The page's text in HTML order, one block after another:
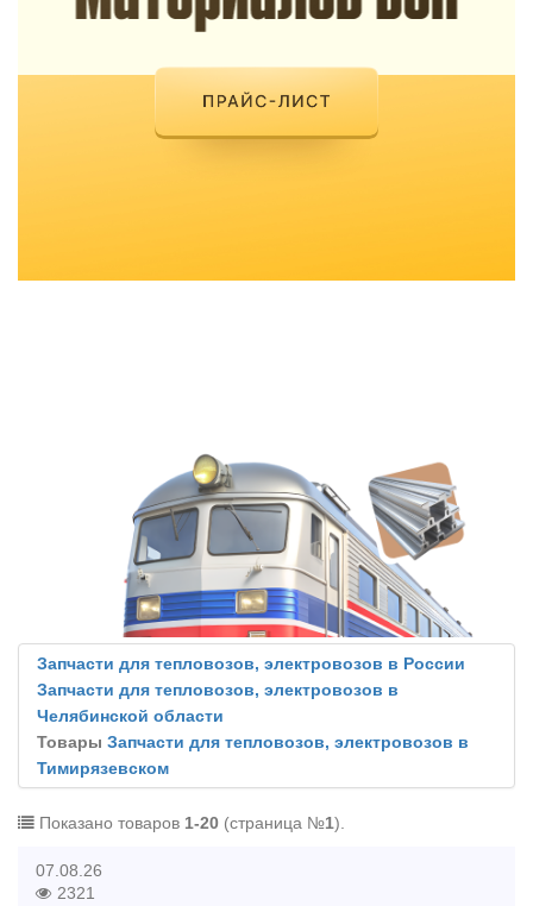
Запчасти для тепловозов, электровозов в России
Запчасти для тепловозов, электровозов в
Челябинской области
Товары Запчасти для тепловозов, электровозов в
Тимирязевском
Показано товаров 1-20 (страница №1).
07.08.26
2321